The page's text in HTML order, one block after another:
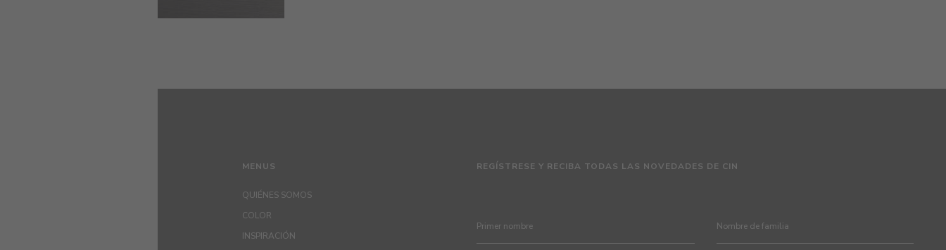
MENUS
QUIÉNES SOMOS
COLOR
INSPIRACIÓN
REGÍSTRESE Y RECIBA TODAS LAS NOVEDADES DE CIN